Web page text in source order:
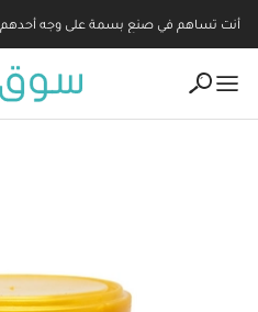
أنت تساهم في صنع بسمة على وجه أحدهم